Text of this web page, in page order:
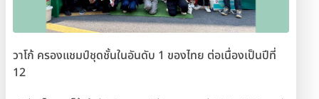
วาโก้ ครองแชมป์ชุดชั้นในอันดับ 1 ของไทย ต่อเนื่องเป็นปีที่
12